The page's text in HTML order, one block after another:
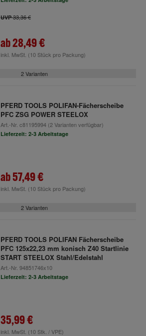
UVP33,36 €
ab28,49 €
inkl. MwSt. (10 Stück pro Packung)
2 Varianten
PFERD TOOLS POLIFAN-Fächerscheibe
PFC ZSG POWER STEELOX
Art.-Nr. c81195994(2 Varianten verfügbar)
Lieferzeit: 2-3 Arbeitstage
ab57,49 €
inkl. MwSt. (10 Stück pro Packung)
2 Varianten
PFERD TOOLS POLIFAN Fächerscheibe
PFC 125x22,23 mm konisch Z40 Startlinie
START STEELOX Stahl/Edelstahl
Art.-Nr. 94851746x10
Lieferzeit: 2-3 Arbeitstage
35,99 €
inkl. MwSt. (10 Stk. / VPE)